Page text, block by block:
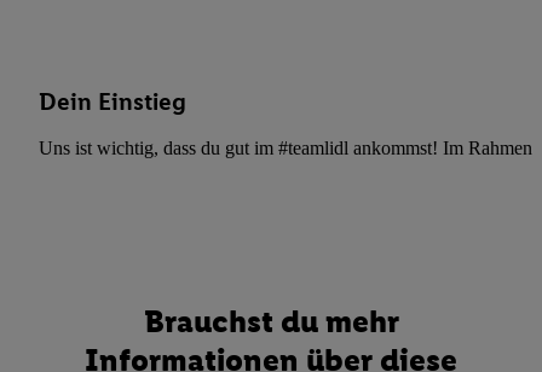
Dein Einstieg
Uns ist wichtig, dass du gut im #teamlidl ankommst! Im Rahmen
Brauchst du mehr
Informationen über diese